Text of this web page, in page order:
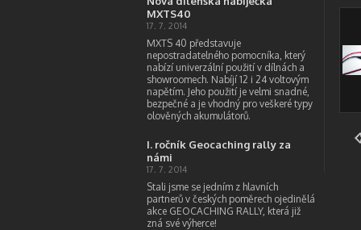
MXTS40
17. 7. 2014
MXTS 40 představuje
nepostradatelného pomocníka, který
nabízí univerzální použití v dílnách a
showroomech. Nabíjí 12 i 24 voltovým
napětím. Jeho použití je velmi snadné,
bezpečné a je vhodný pro veškeré typy
olověných akumulátorů.
I. ročník Geocaching rally za
námi
17. 7. 2014
Stali jsme se jedním z hlavních
partnerů v českých poměrech ojedinělá
akce GEOCACHING RALLY, která již
zná své výherce!